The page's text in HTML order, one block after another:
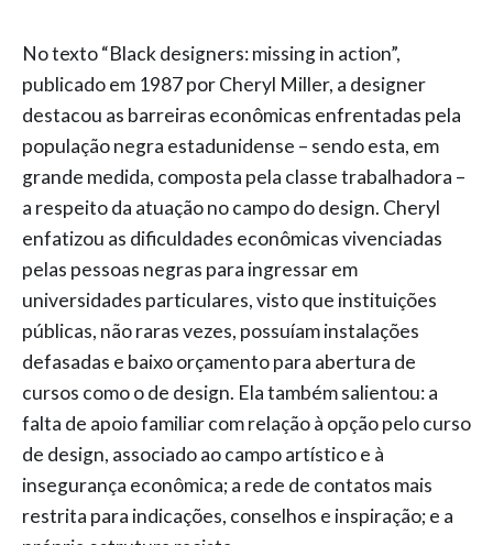
No texto “Black designers: missing in action”,
publicado em 1987 por Cheryl Miller, a designer
destacou as barreiras econômicas enfrentadas pela
população negra estadunidense – sendo esta, em
grande medida, composta pela classe trabalhadora –
a respeito da atuação no campo do design. Cheryl
enfatizou as dificuldades econômicas vivenciadas
pelas pessoas negras para ingressar em
universidades particulares, visto que instituições
públicas, não raras vezes, possuíam instalações
defasadas e baixo orçamento para abertura de
cursos como o de design. Ela também salientou: a
falta de apoio familiar com relação à opção pelo curso
de design, associado ao campo artístico e à
insegurança econômica; a rede de contatos mais
restrita para indicações, conselhos e inspiração; e a